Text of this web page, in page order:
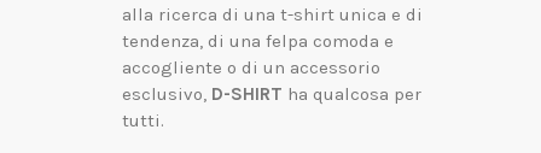
alla ricerca di una t-shirt unica e di
tendenza, di una felpa comoda e
accogliente o di un accessorio
esclusivo, D-SHIRT ha qualcosa per
tutti.